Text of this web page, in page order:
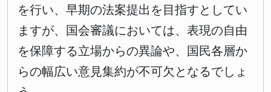
を行い、早期の法案提出を目指すとしてい
ますが、国会審議においては、表現の自由
を保障する立場からの異論や、国民各層か
らの幅広い意見集約が不可欠となるでしょ